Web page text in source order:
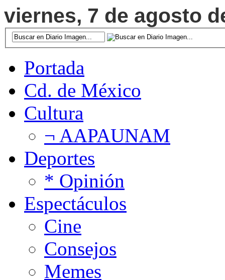
viernes, 7 de agosto
Portada
Cd. de México
Cultura
¬ AAPAUNAM
Deportes
* Opinión
Espectáculos
Cine
Consejos
Memes